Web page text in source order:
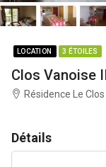
LOCATION 3 ÉTOILES
Clos Vanoise
Résidence Le
Détails